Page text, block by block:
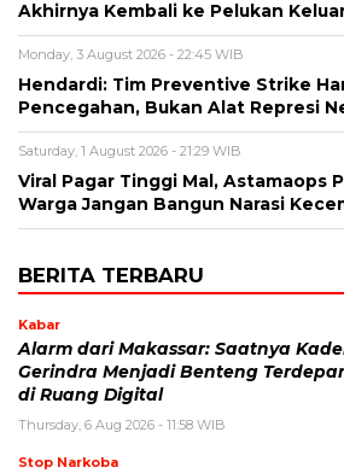
Akhirnya Kembali ke Pelukan
Monday, 3 August 2026 - 22:45 WIB
Hendardi: Tim Preventive Strike
Pencegahan, Bukan Alat Represi
Saturday, 1 August 2026 - 21:29 WIB
Viral Pagar Tinggi Mal, Astamaops
Warga Jangan Bangun Narasi
BERITA TERBARU
Kabar
Alarm dari Makassar: Saatnya
Gerindra Menjadi Benteng
di Ruang Digital
Thursday, 6 Aug 2026 - 11:58 WIB
Stop Narkoba